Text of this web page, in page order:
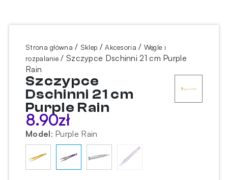
Strona główna / Sklep /Akcesoria / Węgle i
rozpalanie / Szczypce Dschinni 21 cm Purple
Rain
Szczypce
Dschinni 21 cm
Purple Rain
8.90zł
Model: Purple Rain